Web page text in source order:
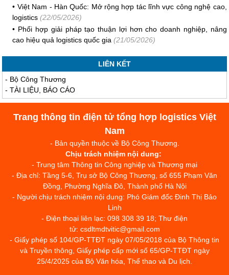
• Việt Nam - Hàn Quốc: Mở rộng hợp tác lĩnh vực công nghệ cao,
logistics (22/05/2026)
• Phối hợp giải pháp tạo thuận lợi hơn cho doanh nghiệp, nâng
cao hiệu quả logistics quốc gia (21/05/2026)
LIÊN KẾT
- Bộ Công Thương
-TÀI LIỆU, BÁO CÁO
Trang thông tin điện tử tổng hợp logistics Việt
Nam
- Bản quyền thuộc về Bộ Công Thương.
Chịu trách nhiệm nội dung:
- Trung tâm Thông tin Công nghiệp và Thương mại
- Địa chỉ: Tầng 5-6, Trụ sở Bộ Công Thương, số 655 Phạm Văn
Đồng, Phường Nghĩa Đô, Thành phố Hà Nội
- Người chịu trách nhiệm nội dung: Phó Giám đốc Đinh Thị Bảo
Linh
- Điện thoại liên lạc: 098 308 39 18; Thư điện
tử: csdltmdtvitic@gmail.com
- Giấy phép số 104/GP-TTĐT ngày 07/05/2018 của Bộ Thông tin
và Truyền thông, Giấy phép cấp mới số 65/GP-TTĐT ngày
25/4/2025 của Bộ Văn hóa, Thể thao và Du lịch.